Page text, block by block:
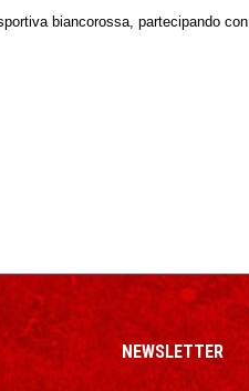
biancorossa, partecipando con
NEWSLETTER